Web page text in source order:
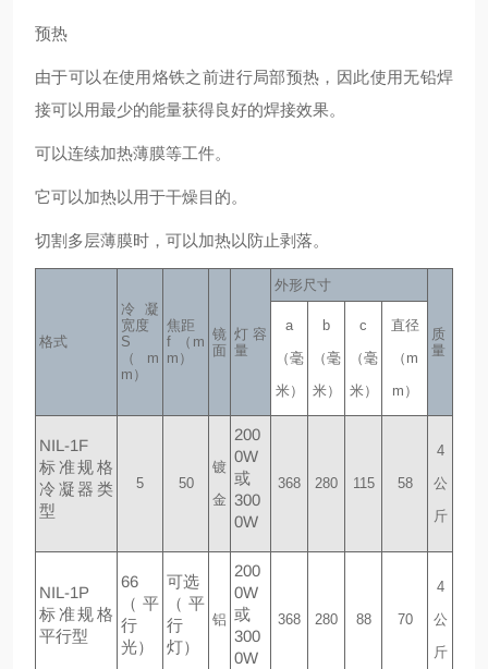
预热
由于可以在使用烙铁之前进行局部预热，因此使用无铅焊
接可以用最少的能量获得良好的焊接效果。
可以连续加热薄膜等工件。
它可以加热以用于干燥目的。
切割多层薄膜时，可以加热以防止剥落。
格式
冷凝
宽度
S
（m
m）
焦距
f （m
m）
镜
面
灯容
量
外形尺寸
质
量
a
（毫
米）
b
（毫
米）
c
（毫
米）
直径
（m
m）
NIL-1F
标准规格
冷凝器类
型
5 50
镀
金
200
0W
或
300
0W
368 280 115 58
4
公
斤
NIL-1P
标准规格
平行型
66
（平
行
光）
可选
（平
行
灯）
铝
200
0W
或
300
0W
368 280 88 70
4
公
斤